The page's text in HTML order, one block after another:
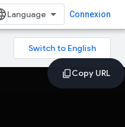
Connexion